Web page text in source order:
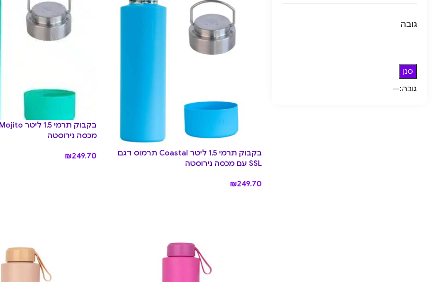
גובה
סנן
גובה:—
בקבוק תרמי 1.5 ליטר Coastal תרמוס דגם
SSL עם מכסה נירוסטה
₪249.70
מכסה נירוסטה
₪249.70